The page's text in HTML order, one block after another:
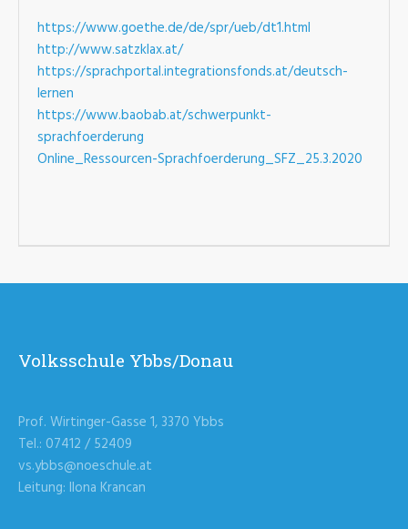
https://www.goethe.de/de/spr/ueb/dt1.html
http://www.satzklax.at/
https://sprachportal.integrationsfonds.at/deutsch-
lernen
https://www.baobab.at/schwerpunkt-
sprachfoerderung
Online_Ressourcen-Sprachfoerderung_SFZ_25.3.2020
Volksschule Ybbs/Donau
Prof. Wirtinger-Gasse 1, 3370 Ybbs
Tel.: 07412 / 52409
vs.ybbs@noeschule.at
Leitung: Ilona Krancan